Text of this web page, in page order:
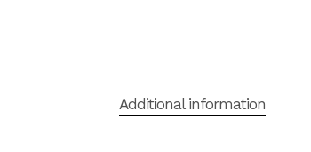
Additional information